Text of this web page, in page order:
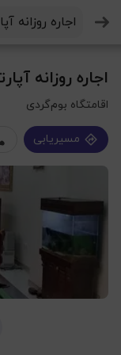
اجاره روزانه
اقامتگاه بوم‌گردی
مسیریابی
جستجو